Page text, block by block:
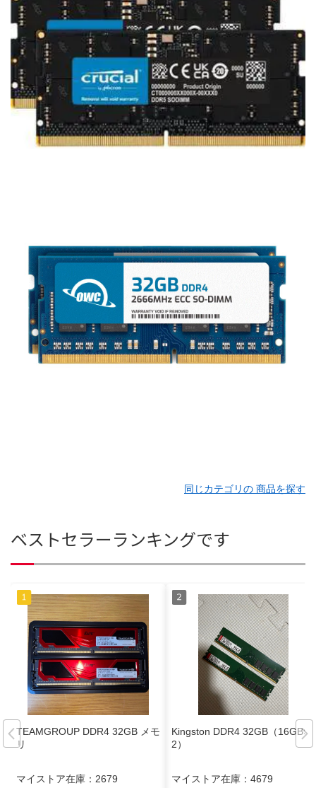
同じカテゴリの 商品を探す
ベストセラーランキングです
TEAMGROUP DDR4 32GB メモ
リ
マイストア在庫： 2679
Kingston DDR4 32GB（16GB×
2）
マイストア在庫： 4679